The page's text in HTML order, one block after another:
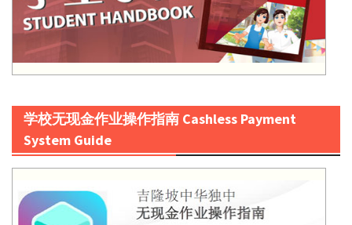
学校无现金作业操作指南 Cashless Payment
System Guide